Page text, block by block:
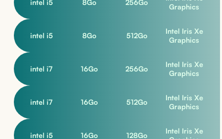
intel i5 8Go 256Go
Graphics
intel i5 8Go 512Go
Intel Iris Xe
Graphics
intel i7 16Go 256Go
Intel Iris Xe
Graphics
intel i7 16Go 512Go
Intel Iris Xe
Graphics
intel i5 16Go 128Go
Intel Iris Xe